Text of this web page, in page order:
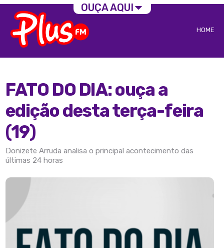
HOME
FATO DO DIA: ouça a
edição desta terça-feira
(19)
Donizete Arruda analisa o principal acontecimento das
últimas 24 horas
OUÇA AQUI